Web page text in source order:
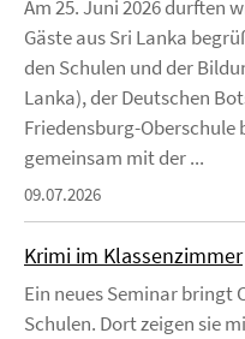
Am 25. Juni 2026 durften
Gäste aus Sri Lanka
den Schulen und der
Lanka), der Deutschen
Friedensburg-Oberschule
gemeinsam mit der ...
09.07.2026
Krimi im Klassenzimmer
Ein neues Seminar bringt
Schulen. Dort zeigen sie